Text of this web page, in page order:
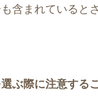
含まれていると
ぶ際に注意する